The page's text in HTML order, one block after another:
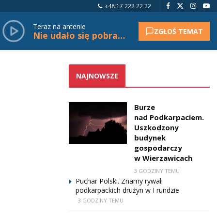
+48 17 222 22 22
Teraz na antenie
Nie udało się pobrać tytułu. ZGŁOŚ TEMAT
NAJNOWSZE
Burze
nad Podkarpaciem.
Uszkodzony
budynek
gospodarczy
w Wierzawicach
3 GODZINY TEMU
Puchar Polski. Znamy rywali
podkarpackich drużyn w I rundzie
3 GODZINY TEMU